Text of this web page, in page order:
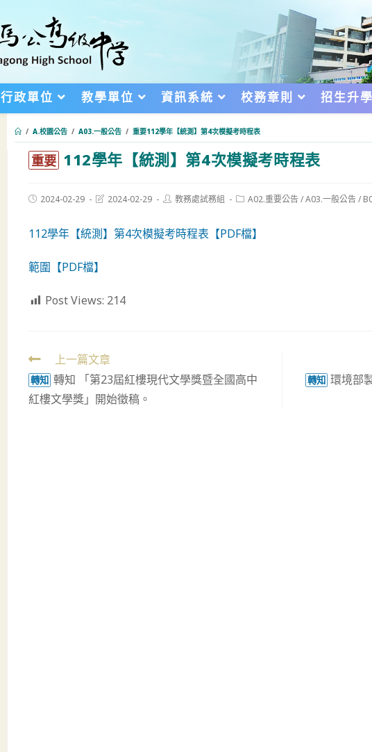
行政單位 教學單位 資訊系統 校務章則 招生升
/ A.校園公告 / A03.一般公告 / 重要112學年【統測】第4次模擬考時程表
重要 112學年【統測】第4次模擬考時程表
Post2024-02-29
Post2024-02-29
Post教務處試務組
PostA02.重要公告/A03.一般公告/
112學年【統測】第4次模擬考時程表【PDF檔】
範圍【PDF檔】
Post Views: 214
Read
more
articles
上一篇文章
轉知 轉知 「第23屆紅樓現代文學獎暨全國高中
紅樓文學獎」開始徵稿。
轉知 環境部